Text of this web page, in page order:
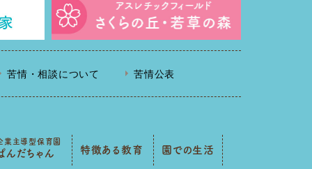
苦情・相談について 苦情公表
業主導型保育園
んだちゃん 特徴ある教育 園での生活